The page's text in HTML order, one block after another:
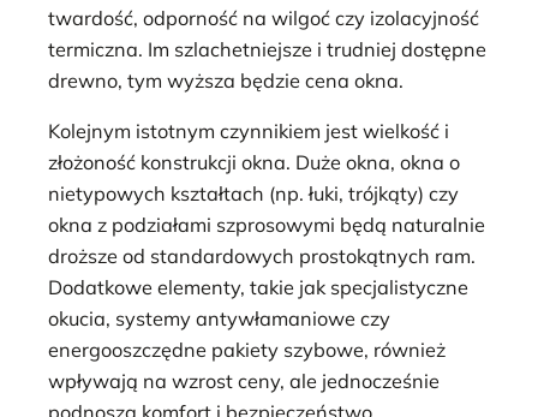
twardość, odporność na wilgoć czy izolacyjność
termiczna. Im szlachetniejsze i trudniej dostępne
drewno, tym wyższa będzie cena okna.
Kolejnym istotnym czynnikiem jest wielkość i
złożoność konstrukcji okna. Duże okna, okna o
nietypowych kształtach (np. łuki, trójkąty) czy
okna z podziałami szprosowymi będą naturalnie
droższe od standardowych prostokątnych ram.
Dodatkowe elementy, takie jak specjalistyczne
okucia, systemy antywłamaniowe czy
energooszczędne pakiety szybowe, również
wpływają na wzrost ceny, ale jednocześnie
podnoszą komfort i bezpieczeństwo